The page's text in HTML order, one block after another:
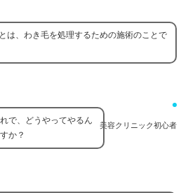
は、わき毛を処理するための施術のことで
美容クリニック初心者
で、どうやってやるん
か？